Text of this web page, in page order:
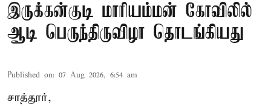
இருக்கன்குடி மாரியம்மன் கோவிலில்
ஆடி பெருந்திருவிழா தொடங்கியது
Published on: 07 Aug 2026, 6:54 am
சாத்தூர்,